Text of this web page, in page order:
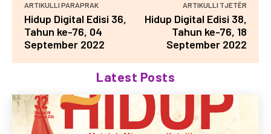
ARTIKULLI PARAPRAK
Hidup Digital Edisi 36,
Tahun ke-76, 04
September 2022
ARTIKULLI TJETËR
Hidup Digital Edisi 38,
Tahun ke-76, 18
September 2022
Latest Posts